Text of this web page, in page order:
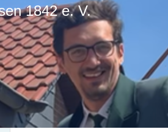
1842 e. V.